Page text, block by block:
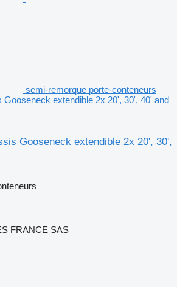
semi-remorque porte-conteneurs
Gooseneck extendible 2x 20', 30', 40' and
Gooseneck extendible 2x 20', 30',
FRANCE SAS